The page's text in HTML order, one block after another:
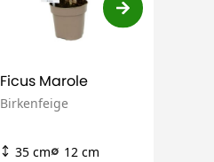
Ficus Marole
Birkenfeige
35 cm 12 cm